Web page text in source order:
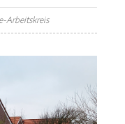
Arbeitskreis